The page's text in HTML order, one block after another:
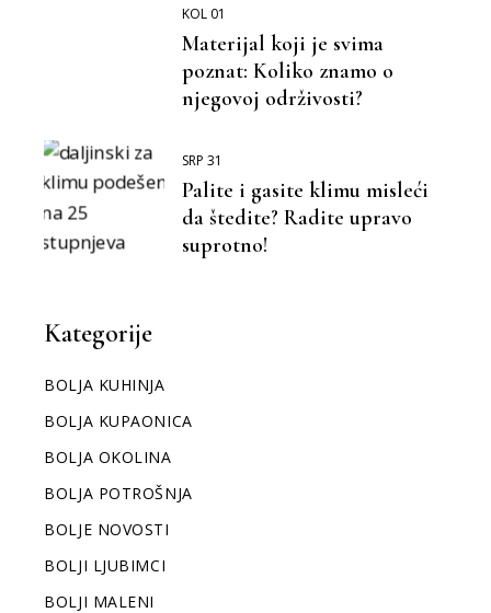
KOL 01
Materijal koji je svima
poznat: Koliko znamo o
njegovoj održivosti?
SRP 31
Palite i gasite klimu misleći
da štedite? Radite upravo
suprotno!
Kategorije
BOLJA KUHINJA
BOLJA KUPAONICA
BOLJA OKOLINA
BOLJA POTROŠNJA
BOLJE NOVOSTI
BOLJI LJUBIMCI
BOLJI MALENI